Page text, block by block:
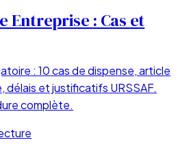
Entreprise : Cas et
: 10 cas de dispense, article
délais et justificatifs URSSAF.
complète.